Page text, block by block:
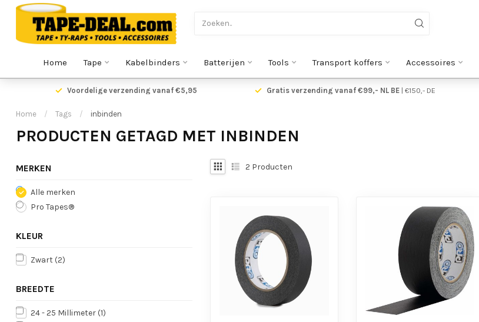
Home Tape Kabelbinders Batterijen Tools Transport koffers Accessoires
Voordelige verzending vanaf €5,95 Gratis verzending vanaf €99,- NL BE| €150,- DE
Home / Tags / inbinden
PRODUCTEN GETAGD MET INBINDEN
MERKEN
Alle merken
Pro Tapes®
KLEUR
Zwart (2)
BREEDTE
24 - 25 Millimeter (1)
2 Producten